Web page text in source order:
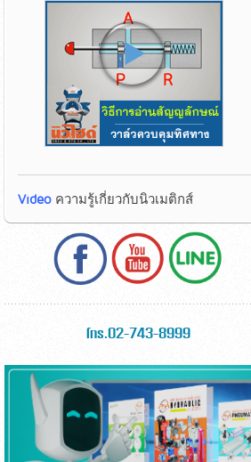
Videoความรู้เกี่ยวกับนิวเมติกส์
โทร.02-743-8999